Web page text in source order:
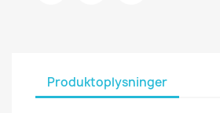
Produktoplysninger